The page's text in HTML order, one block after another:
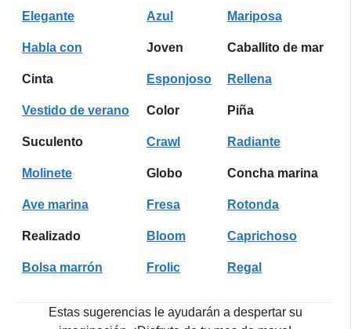
Elegante Azul Mariposa
Habla con Joven Caballito de mar
Cinta Esponjoso Rellena
Vestido de verano Color Piña
Suculento Crawl Radiante
Molinete Globo Concha marina
Ave marina Fresa Rotonda
Realizado Bloom Caprichoso
Bolsa marrón Frolic Regal
Estas sugerencias le ayudarán a despertar su